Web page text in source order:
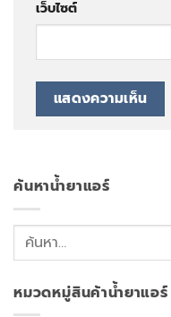
เว็บไซต์
ค้นหาน้ำยาแอร์
หมวดหมู่สินค้าน้ำยาแอร์